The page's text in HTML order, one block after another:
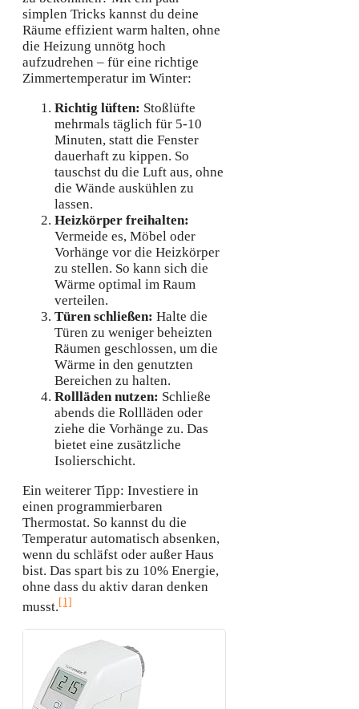
simplen Tricks kannst du deine
Räume effizient warm halten, ohne
die Heizung unnötg hoch
aufzudrehen – für eine richtige
Zimmertemperatur im Winter:
Richtig lüften: Stoßlüfte
mehrmals täglich für 5-10
Minuten, statt die Fenster
dauerhaft zu kippen. So
tauschst du die Luft aus, ohne
die Wände auskühlen zu
lassen.
Heizkörper freihalten:
Vermeide es, Möbel oder
Vorhänge vor die Heizkörper
zu stellen. So kann sich die
Wärme optimal im Raum
verteilen.
Türen schließen: Halte die
Türen zu weniger beheizten
Räumen geschlossen, um die
Wärme in den genutzten
Bereichen zu halten.
Rollläden nutzen: Schließe
abends die Rollläden oder
ziehe die Vorhänge zu. Das
bietet eine zusätzliche
Isolierschicht.
Ein weiterer Tipp: Investiere in
einen programmierbaren
Thermostat. So kannst du die
Temperatur automatisch absenken,
wenn du schläfst oder außer Haus
bist. Das spart bis zu 10% Energie,
ohne dass du aktiv daran denken
musst.[1]